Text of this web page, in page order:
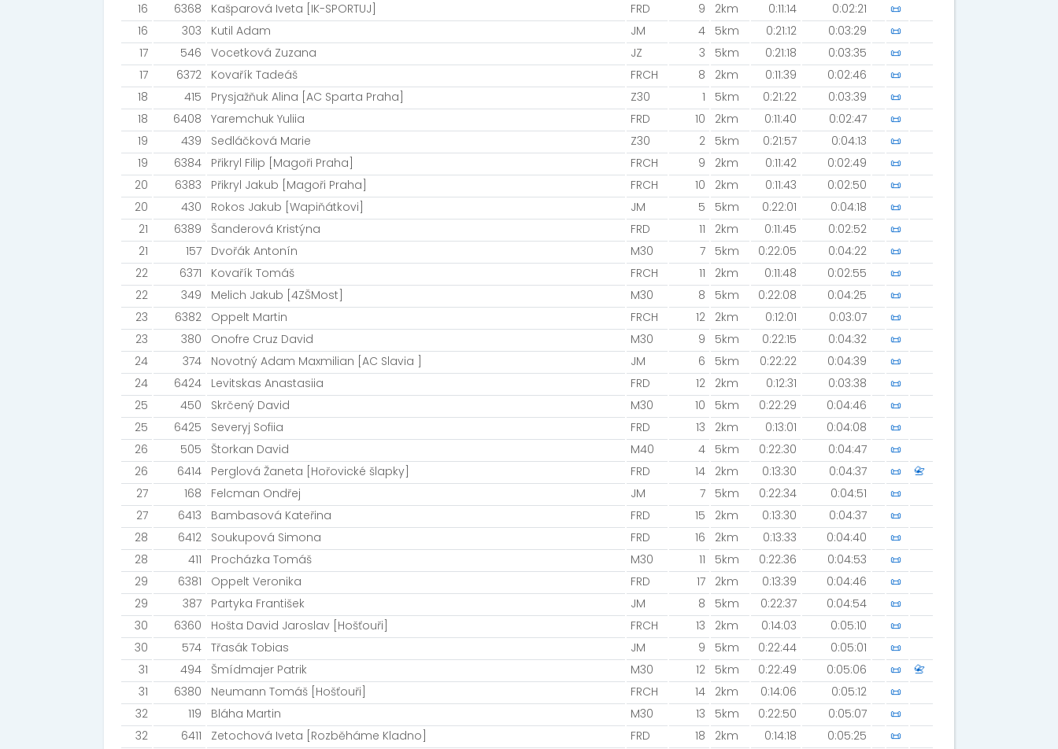
16
6368 Kašparová Iveta [IK-SPORTUJ] FRD 9 2km 0:11:14 0:02:21
📜
16
303 Kutil Adam JM 4 5km 0:21:12 0:03:29
📜
17
546 Vocetková Zuzana JZ 3 5km 0:21:18 0:03:35
📜
17
6372 Kovařík Tadeáš FRCH 8 2km 0:11:39 0:02:46
📜
18
415 Prysjažňuk Alina [AC Sparta Praha] Z30 1 5km 0:21:22 0:03:39
📜
18
6408 Yaremchuk Yuliia FRD 10 2km 0:11:40 0:02:47
📜
19
439 Sedláčková Marie Z30 2 5km 0:21:57 0:04:13
📜
19
6384 Přikryl Filip [Magoři Praha] FRCH 9 2km 0:11:42 0:02:49
📜
20
6383 Přikryl Jakub [Magoři Praha] FRCH 10 2km 0:11:43 0:02:50
📜
20
430 Rokos Jakub [Wapiňátkovi] JM 5 5km 0:22:01 0:04:18
📜
21
6389 Šanderová Kristýna FRD 11 2km 0:11:45 0:02:52
📜
21
157 Dvořák Antonín M30 7 5km 0:22:05 0:04:22
📜
22
6371 Kovařík Tomáš FRCH 11 2km 0:11:48 0:02:55
📜
22
349 Melich Jakub [4ZŠMost] M30 8 5km 0:22:08 0:04:25
📜
23
6382 Oppelt Martin FRCH 12 2km 0:12:01 0:03:07
📜
23
380 Onofre Cruz David M30 9 5km 0:22:15 0:04:32
📜
24
374 Novotný Adam Maxmilian [AC Slavia ] JM 6 5km 0:22:22 0:04:39
📜
24
6424 Levitskas Anastasiia FRD 12 2km 0:12:31 0:03:38
📜
25
450 Skrčený David M30 10 5km 0:22:29 0:04:46
📜
25
6425 Severyj Sofiia FRD 13 2km 0:13:01 0:04:08
📜
26
505 Štorkan David M40 4 5km 0:22:30 0:04:47
📜
26
6414 Perglová Žaneta [Hořovické šlapky] FRD 14 2km 0:13:30 0:04:37 📜
📇
27
168 Felcman Ondřej JM 7 5km 0:22:34 0:04:51
📜
27
6413 Bambasová Kateřina FRD 15 2km 0:13:30 0:04:37
📜
28
6412 Soukupová Simona FRD 16 2km 0:13:33 0:04:40
📜
28
411 Procházka Tomáš M30 11 5km 0:22:36 0:04:53
📜
29
6381 Oppelt Veronika FRD 17 2km 0:13:39 0:04:46
📜
29
387 Partyka František JM 8 5km 0:22:37 0:04:54
📜
30
6360 Hošta David Jaroslav [Hošťouři] FRCH 13 2km 0:14:03 0:05:10
📜
30
574 Třasák Tobias JM 9 5km 0:22:44 0:05:01
📜
31
494 Šmídmajer Patrik M30 12 5km 0:22:49 0:05:06 📜
📇
31
6380 Neumann Tomáš [Hošťouři] FRCH 14 2km 0:14:06 0:05:12
📜
32
119 Bláha Martin M30 13 5km 0:22:50 0:05:07
📜
32
6411 Zetochová Iveta [Rozběháme Kladno] FRD 18 2km 0:14:18 0:05:25
📜